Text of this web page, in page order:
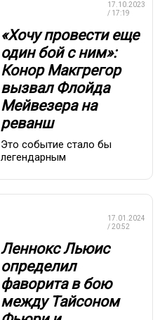
17.10.2023
/ 17:19
«Хочу провести еще
один бой с ним»:
Конор Макгрегор
вызвал Флойда
Мейвезера на
реванш
Это событие стало бы
легендарным
17.01.2024
/ 20:52
Леннокс Льюис
определил
фаворита в бою
между Тайсоном